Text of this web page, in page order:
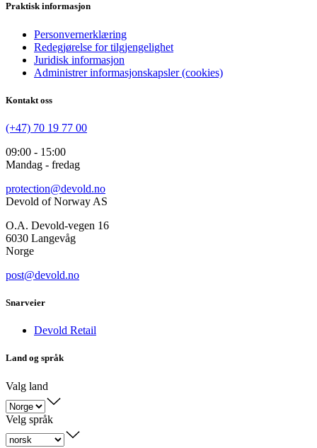
Praktisk informasjon
Personvernerklæring
Redegjørelse for tilgjengelighet
Juridisk informasjon
Administrer informasjonskapsler (cookies)
Kontakt oss
(+47) 70 19 77 00
09:00 - 15:00
Mandag - fredag
protection@devold.no
Devold of Norway AS
O.A. Devold-vegen 16
6030 Langevåg
Norge
post@devold.no
Snarveier
Devold Retail
Land og språk
Valg land
Velg språk